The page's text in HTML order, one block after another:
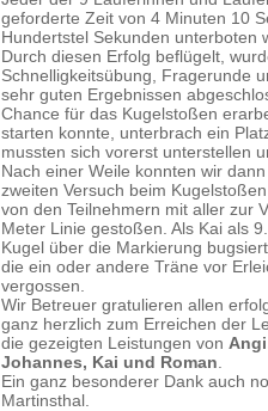
geforderte Zeit von 4 Minuten 10
Hundertstel Sekunden unterboten
Durch diesen Erfolg beflügelt,
Schnelligkeitsübung, Fragerunde
sehr guten Ergebnissen
Chance für das Kugelstoßen
starten konnte, unterbrach ein
mussten sich vorerst unterstellen
Nach einer Weile konnten wir
zweiten Versuch beim
von den Teilnehmern mit aller zur
Meter Linie gestoßen. Als Kai als
Kugel über die Markierung
die ein oder andere Träne vor
vergossen.
Wir Betreuer gratulieren allen
ganz herzlich zum Erreichen der
die gezeigten Leistungen von
Johannes, Kai und Roman
Ein ganz besonderer Dank auch
Martinsthal.